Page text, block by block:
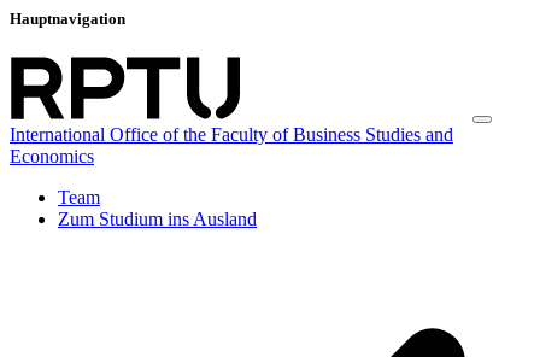
Hauptnavigation
International Office of the Faculty of Business Studies and
Economics
Team
Zum Studium ins Ausland